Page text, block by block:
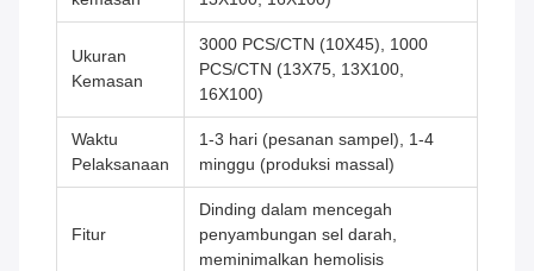
Ukuran
Kemasan
3000 PCS/CTN (10X45), 1000
PCS/CTN (13X75, 13X100,
16X100)
Waktu
Pelaksanaan
1-3 hari (pesanan sampel), 1-4
minggu (produksi massal)
Fitur
Dinding dalam mencegah
penyambungan sel darah,
meminimalkan hemolisis